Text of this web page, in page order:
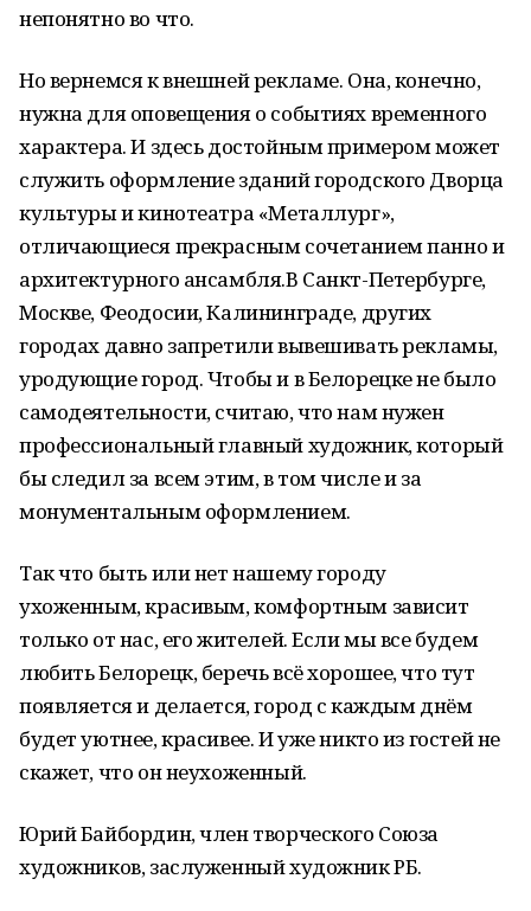
непонятно во что.
Но вернемся к внешней рекламе. Она, конечно,
нужна для оповещения о событиях временного
характера. И здесь достойным примером может
служить оформление зданий городского Дворца
культуры и кинотеатра «Металлург»,
отличающиеся прекрасным сочетанием панно и
архитектурного ансамбля.В Санкт-Петербурге,
Москве, Феодосии, Калининграде, других
городах давно запретили вывешивать рекламы,
уродующие город. Чтобы и в Белорецке не было
самодеятельности, считаю, что нам нужен
профессиональный главный художник, который
бы следил за всем этим, в том числе и за
монументальным оформлением.
Так что быть или нет нашему городу
ухоженным, красивым, комфортным зависит
только от нас, его жителей. Если мы все будем
любить Белорецк, беречь всё хорошее, что тут
появляется и делается, город с каждым днём
будет уютнее, красивее. И уже никто из гостей не
скажет, что он неухоженный.
Юрий Байбордин, член творческого Союза
художников, заслуженный художник РБ.